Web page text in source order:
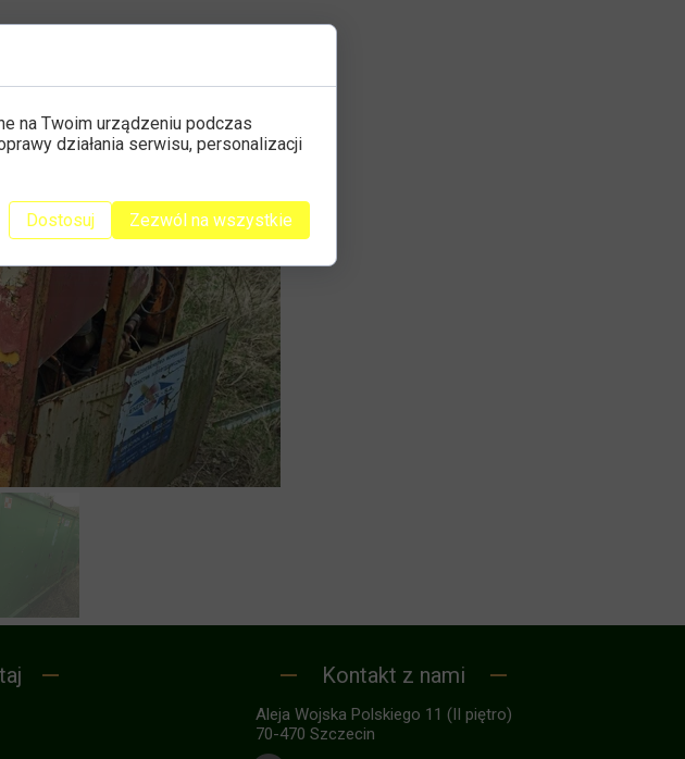
Aleja Wojska Polskiego 11 (II piętro)
70-470 Szczecin
Kontakt z nami
616.
na Twoim urządzeniu podczas
działania serwisu, personalizacji
Dostosuj Zezwól na wszystkie